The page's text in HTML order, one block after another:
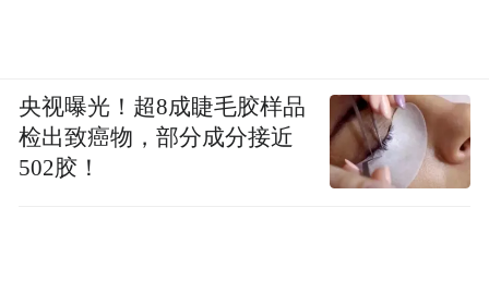
央视曝光！超8成睫毛胶样品
检出致癌物，部分成分接近
502胶！